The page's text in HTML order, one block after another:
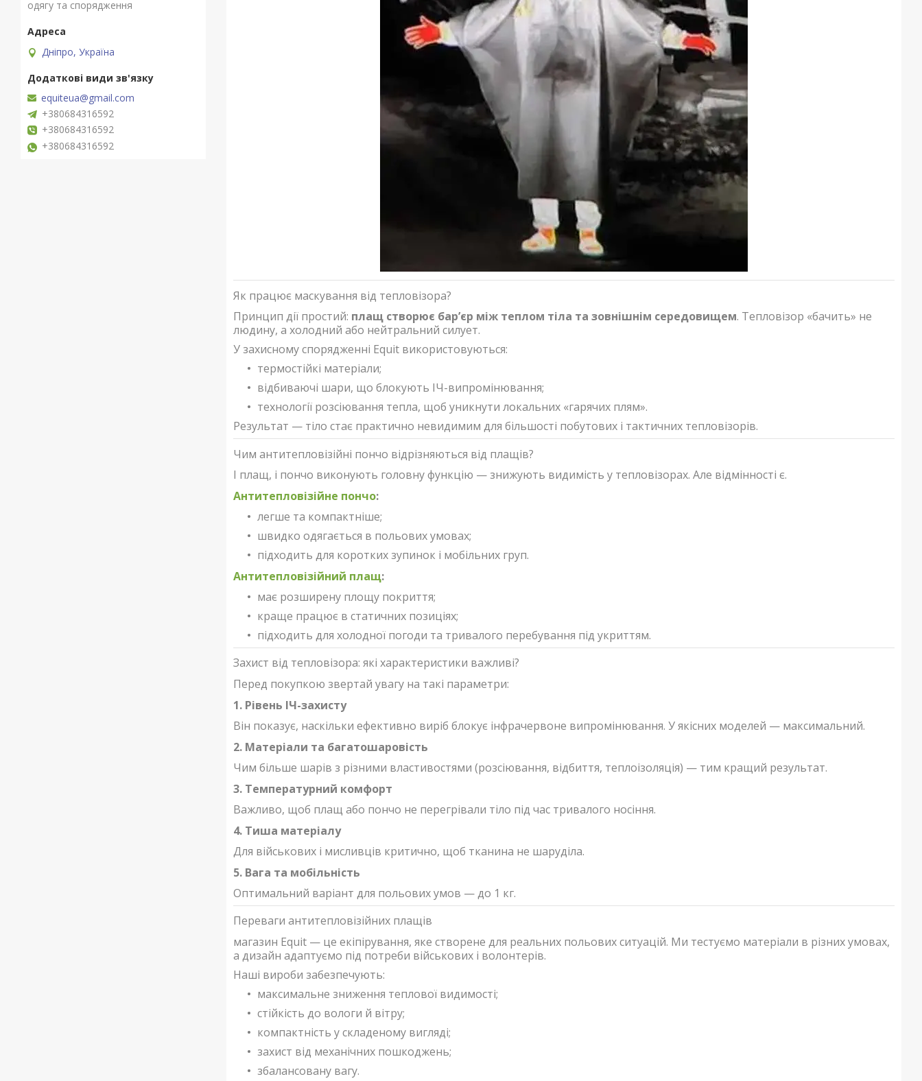
Як працює маскування від тепловізора?
Принцип дії простий: плащ створює бар’єр між теплом тіла та зовнішнім середовищем. Тепловізор «бачить» не
людину, а холодний або нейтральний силует.
У захисному спорядженні Equit використовуються:
термостійкі матеріали;
відбиваючі шари, що блокують ІЧ-випромінювання;
технології розсіювання тепла, щоб уникнути локальних «гарячих плям».
Результат — тіло стає практично невидимим для більшості побутових і тактичних тепловізорів.
Чим антитепловізійні пончо відрізняються від плащів?
І плащ, і пончо виконують головну функцію — знижують видимість у тепловізорах. Але відмінності є.
Антитепловізійне пончо:
легше та компактніше;
швидко одягається в польових умовах;
підходить для коротких зупинок і мобільних груп.
Антитепловізійний плащ:
має розширену площу покриття;
краще працює в статичних позиціях;
підходить для холодної погоди та тривалого перебування під укриттям.
Захист від тепловізора: які характеристики важливі?
Перед покупкою звертай увагу на такі параметри:
1. Рівень ІЧ-захисту
Він показує, наскільки ефективно виріб блокує інфрачервоне випромінювання. У якісних моделей — максимальний.
2. Матеріали та багатошаровість
Чим більше шарів з різними властивостями (розсіювання, відбиття, теплоізоляція) — тим кращий результат.
3. Температурний комфорт
Важливо, щоб плащ або пончо не перегрівали тіло під час тривалого носіння.
4. Тиша матеріалу
Для військових і мисливців критично, щоб тканина не шаруділа.
5. Вага та мобільність
Оптимальний варіант для польових умов — до 1 кг.
Переваги антитепловізійних плащів
магазин Equit — це екіпірування, яке створене для реальних польових ситуацій. Ми тестуємо матеріали в різних умовах,
а дизайн адаптуємо під потреби військових і волонтерів.
Наші вироби забезпечують:
максимальне зниження теплової видимості;
стійкість до вологи й вітру;
компактність у складеному вигляді;
захист від механічних пошкоджень;
збалансовану вагу.
одягу та спорядження
Дніпро, Україна
equiteua@gmail.com
+380684316592
+380684316592
+380684316592